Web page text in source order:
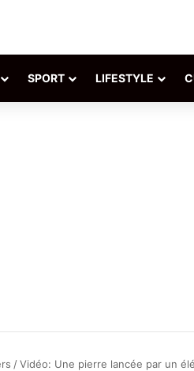
SPORT LIFESTYLE
/Vidéo: Une pierre lancée par un